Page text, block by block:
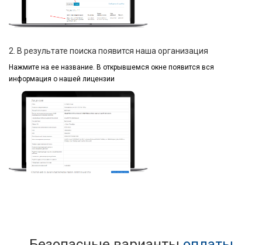
2. В результате поиска появится наша организация
Нажмите на ее название. В открывшемся окне появится вся
информация о нашей лицензии